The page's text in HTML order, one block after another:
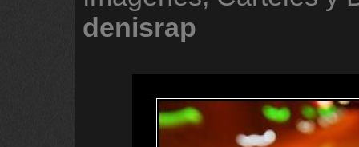
denisrap